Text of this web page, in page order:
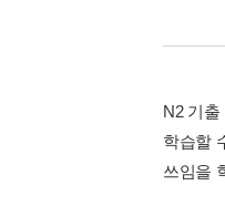
N2 기
학습할
쓰임을